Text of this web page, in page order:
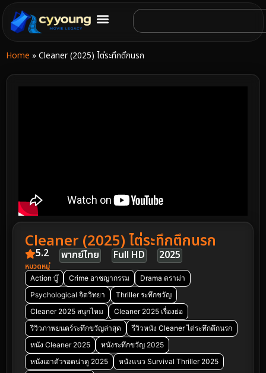
Home » Cleaner (2025) ไต่ระทึกตึกนรก
Cleaner (2025) ไต่ระทึกตึกนรก
5.2 พากย์ไทย Full HD 2025
หมวดหมู่
Action บู๊ Crime อาชญากรรม
Drama ดราม่า
Psychological จิตวิทยา
Thriller ระทึกขวัญ
Cleaner 2025 สนุกไหม
Cleaner 2025 เรื่องย่อ
รีวิวภาพยนตร์ระทึกขวัญล่าสุด
รีวิวหนัง Cleaner ไต่ระทึกตึกนรก
หนัง Cleaner 2025
หนังระทึกขวัญ 2025
หนังเอาตัวรอดน่าดู 2025
หนังแนว Survival Thriller 2025